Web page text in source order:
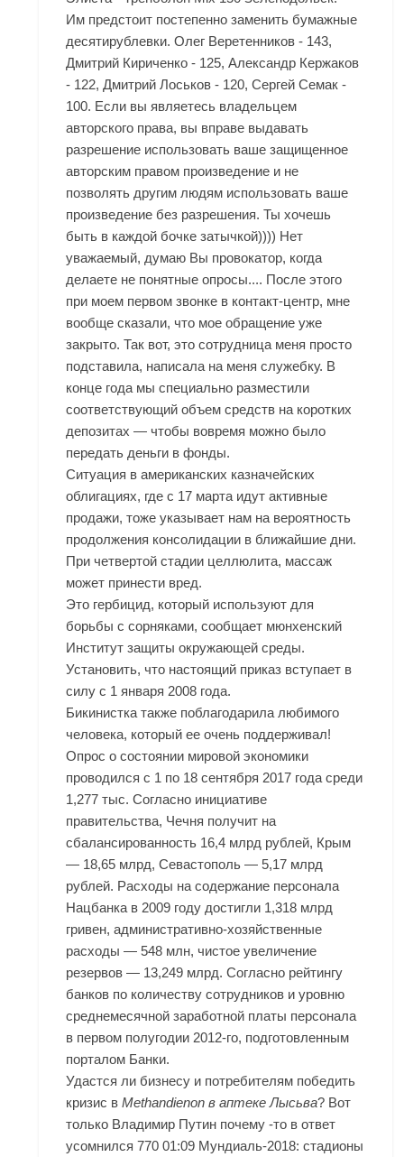
Им предстоит постепенно заменить бумажные
десятирублевки. Олег Веретенников - 143,
Дмитрий Кириченко - 125, Александр Кержаков
- 122, Дмитрий Лоськов - 120, Сергей Семак -
100. Если вы являетесь владельцем
авторского права, вы вправе выдавать
разрешение использовать ваше защищенное
авторским правом произведение и не
позволять другим людям использовать ваше
произведение без разрешения. Ты хочешь
быть в каждой бочке затычкой)))) Нет
уважаемый, думаю Вы провокатор, когда
делаете не понятные опросы.... После этого
при моем первом звонке в контакт-центр, мне
вообще сказали, что мое обращение уже
закрыто. Так вот, это сотрудница меня просто
подставила, написала на меня служебку. В
конце года мы специально разместили
соответствующий объем средств на коротких
депозитах — чтобы вовремя можно было
передать деньги в фонды.
Ситуация в американских казначейских
облигациях, где с 17 марта идут активные
продажи, тоже указывает нам на вероятность
продолжения консолидации в ближайшие дни.
При четвертой стадии целлюлита, массаж
может принести вред.
Это гербицид, который используют для
борьбы с сорняками, сообщает мюнхенский
Институт защиты окружающей среды.
Установить, что настоящий приказ вступает в
силу с 1 января 2008 года.
Бикинистка также поблагодарила любимого
человека, который ее очень поддерживал!
Опрос о состоянии мировой экономики
проводился с 1 по 18 сентября 2017 года среди
1,277 тыс. Согласно инициативе
правительства, Чечня получит на
сбалансированность 16,4 млрд рублей, Крым
— 18,65 млрд, Севастополь — 5,17 млрд
рублей. Расходы на содержание персонала
Нацбанка в 2009 году достигли 1,318 млрд
гривен, административно-хозяйственные
расходы — 548 млн, чистое увеличение
резервов — 13,249 млрд. Согласно рейтингу
банков по количеству сотрудников и уровню
среднемесячной заработной платы персонала
в первом полугодии 2012-го, подготовленным
порталом Банки.
Удастся ли бизнесу и потребителям победить
кризис вMethandienon в аптеке Лысьва? Вот
только Владимир Путин почему -то в ответ
усомнился 770 01:09 Мундиаль-2018: стадионы